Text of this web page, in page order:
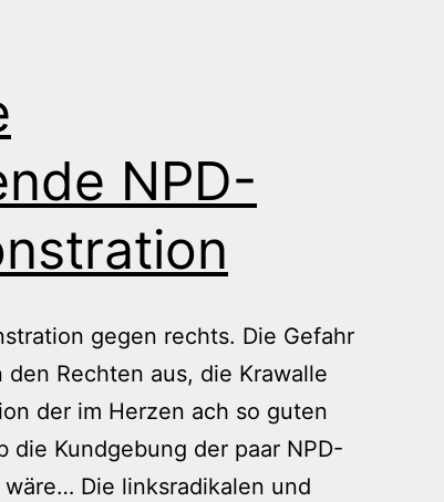
NPD-
gegen rechts. Die Gefahr
Rechten aus, die Krawalle
der im Herzen ach so guten
die Kundgebung der paar NPD-
Die linksradikalen und